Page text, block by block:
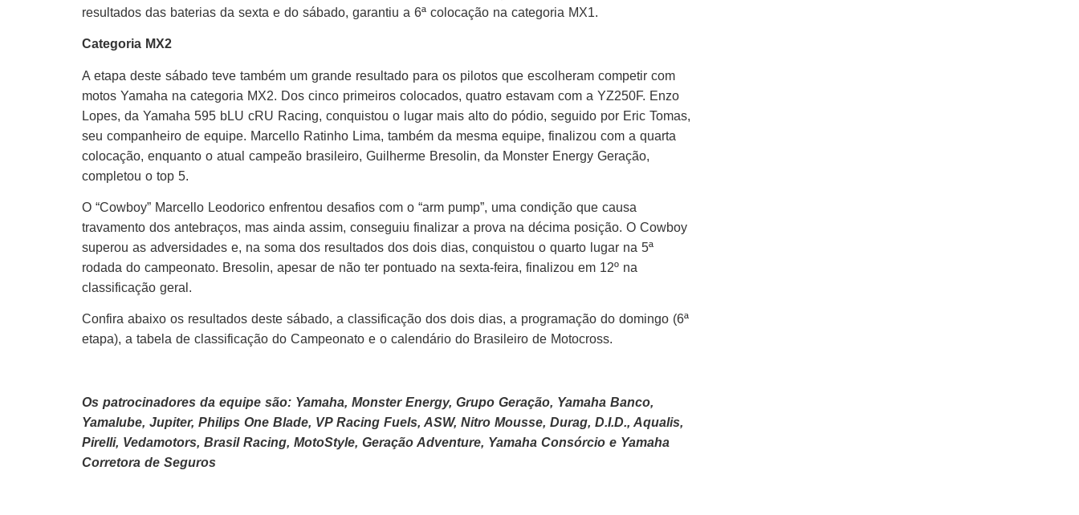
resultados das baterias da sexta e do sábado, garantiu a 6ª colocação na categoria MX1.
Categoria MX2
A etapa deste sábado teve também um grande resultado para os pilotos que escolheram competir com
motos Yamaha na categoria MX2. Dos cinco primeiros colocados, quatro estavam com a YZ250F. Enzo
Lopes, da Yamaha 595 bLU cRU Racing, conquistou o lugar mais alto do pódio, seguido por Eric Tomas,
seu companheiro de equipe. Marcello Ratinho Lima, também da mesma equipe, finalizou com a quarta
colocação, enquanto o atual campeão brasileiro, Guilherme Bresolin, da Monster Energy Geração,
completou o top 5.
O “Cowboy” Marcello Leodorico enfrentou desafios com o “arm pump”, uma condição que causa
travamento dos antebraços, mas ainda assim, conseguiu finalizar a prova na décima posição. O Cowboy
superou as adversidades e, na soma dos resultados dos dois dias, conquistou o quarto lugar na 5ª
rodada do campeonato. Bresolin, apesar de não ter pontuado na sexta-feira, finalizou em 12º na
classificação geral.
Confira abaixo os resultados deste sábado, a classificação dos dois dias, a programação do domingo (6ª
etapa), a tabela de classificação do Campeonato e o calendário do Brasileiro de Motocross.
Os patrocinadores da equipe são: Yamaha, Monster Energy, Grupo Geração, Yamaha Banco,
Yamalube, Jupiter, Philips One Blade, VP Racing Fuels, ASW, Nitro Mousse, Durag, D.I.D., Aqualis,
Pirelli, Vedamotors, Brasil Racing, MotoStyle, Geração Adventure, Yamaha Consórcio e Yamaha
Corretora de Seguros